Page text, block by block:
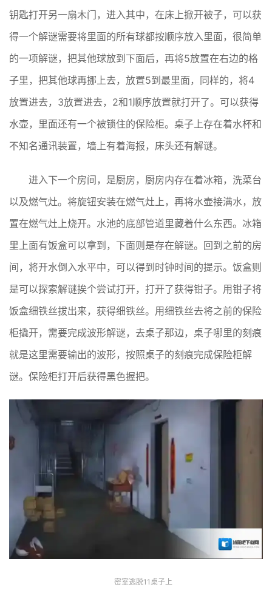
钥匙打开另一扇木门，进入其中，在床上掀开被子，可以获
得一个解谜需要将里面的所有球都按顺序放入里面，很简单
的一项解谜，把其他球放到下面后，再将5放置在右边的格
子里，把其他球再挪上去，放置5到最里面，同样的，将4
放置进去，3放置进去，2和1顺序放置就打开了。可以获得
水壶，里面还有一个被锁住的保险柜。桌子上存在着水杯和
不知名通讯装置，墙上有着海报，床头还有解谜。
进入下一个房间，是厨房，厨房内存在着冰箱，洗菜台
以及燃气灶。将旋钮安装在燃气灶上，再将水壶接满水，放
置在燃气灶上烧开。水池的底部管道里藏着什么东西。冰箱
里上面有饭盒可以拿到，下面则是存在解谜。回到之前的房
间，将开水倒入水平中，可以得到时钟时间的提示。饭盒则
是可以探索解谜挨个尝试打开，打开了获得钳子。用钳子将
饭盒细铁丝拔出来，获得细铁丝。用细铁丝去将之前的保险
柜撬开，需要完成波形解谜，去桌子那边，桌子哪里的刻痕
就是这里需要输出的波形，按照桌子的刻痕完成保险柜解
谜。保险柜打开后获得黑色握把。
密室逃脱11桌子上